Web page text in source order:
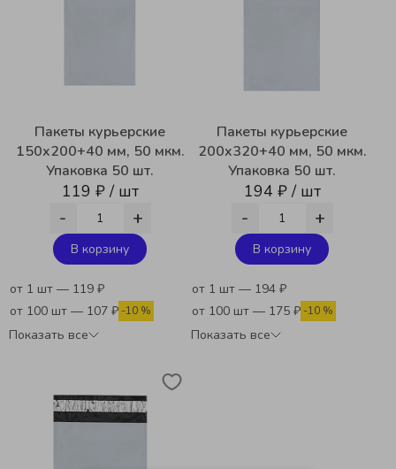
Пакеты курьерские
150x200+40 мм, 50 мкм.
Упаковка 50 шт.
119 ₽ / шт
- +
В корзину
от 1 шт — 119 ₽
от 100 шт — 107 ₽ -10 %
Показать все
Пакеты курьерские
200x320+40 мм, 50 мкм.
Упаковка 50 шт.
194 ₽ / шт
- +
В корзину
от 1 шт — 194 ₽
от 100 шт — 175 ₽ -10 %
Показать все